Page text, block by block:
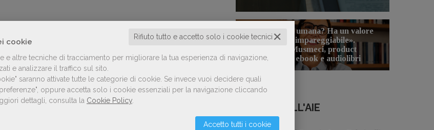
cookie ✕
Rifiuto tutto e accetto solo i cookie tecnici
e altre tecniche di tracciamento per migliorare la tua esperienza di navigazione,
e analizzare il traffico sul sito.
saranno attivate tutte le categorie di cookie. Se invece vuoi decidere quali
oppure accetta solo i cookie essenziali per la navigazione cliccando
dettagli, consulta la Cookie Policy
Accetto tutti i cookie
«La voce umana? Ha un valore
aggiunto impareggiabile».
Simona Musmeci, product
manager ebook e audiolibri
NOTIZIE DALL'AIE